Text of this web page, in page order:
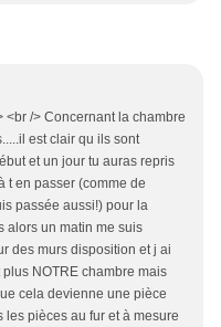
<br /> Concernant la chambre
est clair qu ils sont
et un jour tu auras repris
t en passer (comme de
passée aussi!) pour la
alors un matin me suis
des murs disposition et j ai
NOTRE chambre mais
cela devienne une pièce
les pièces au fur et à mesure